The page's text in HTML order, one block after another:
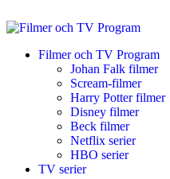
Filmer och TV Program
Johan Falk filmer
Scream-filmer
Harry Potter filmer
Disney filmer
Beck filmer
Netflix serier
HBO serier
TV serier